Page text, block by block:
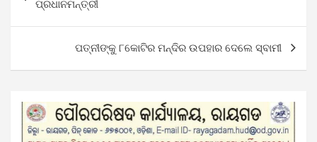
ପ୍ରଧାନମନ୍ତ୍ରୀ
ପତ୍ନୀଙ୍କୁ ୮କୋଟିର ମନ୍ଦିର ଉପହାର ଦେଲେ ସ୍ବାମୀ